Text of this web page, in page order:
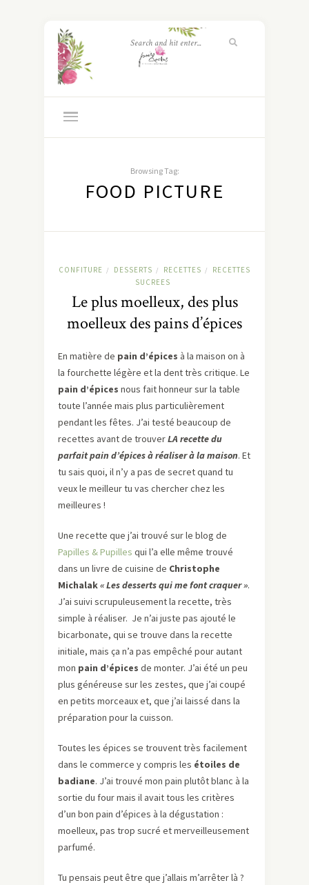
Browsing Tag:
FOOD PICTURE
CONFITURE / DESSERTS / RECETTES /
RECETTES
SUCREES
Le plus moelleux, des plus
moelleux des pains d’épices
En matière de pain d’épices à la maison on à
la fourchette légère et la dent très critique. Le
pain d’épices nous fait honneur sur la table
toute l’année mais plus particulièrement
pendant les fêtes. J’ai testé beaucoup de
recettes avant de trouverLA recette du
parfait pain d’épices à réaliser à la maison. Et
tu sais quoi, il n’y a pas de secret quand tu
veux le meilleur tu vas chercher chez les
meilleures !
Une recette que j’ai trouvé sur le blog de
Papilles & Pupilles qui l’a elle même trouvé
dans un livre de cuisine de Christophe
Michalak« Les desserts qui me font craquer ».
J’ai suivi scrupuleusement la recette, très
simple à réaliser. Je n’ai juste pas ajouté le
bicarbonate, qui se trouve dans la recette
initiale, mais ça n’a pas empêché pour autant
mon pain d’épices de monter. J’ai été un peu
plus généreuse sur les zestes, que j’ai coupé
en petits morceaux et, que j’ai laissé dans la
préparation pour la cuisson.
Toutes les épices se trouvent très facilement
dans le commerce y compris les étoiles de
badiane. J’ai trouvé mon pain plutôt blanc à la
sortie du four mais il avait tous les critères
d’un bon pain d’épices à la dégustation :
moelleux, pas trop sucré et merveilleusement
parfumé.
Tu pensais peut être que j’allais m’arrêter là ?